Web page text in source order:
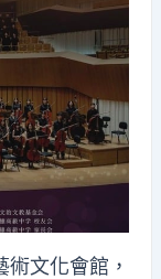
文化會館，